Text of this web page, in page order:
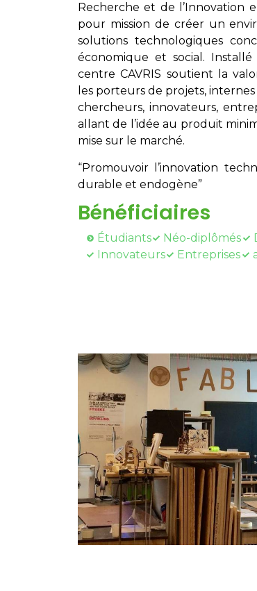
Recherche et de l’Innovation
pour mission de créer un
solutions technologiques
économique et social.
centre CAVRIS soutient la
les porteurs de projets,
chercheurs, innovateurs,
allant de l’idée au produit
mise sur le marché.
“Promouvoir l’innovation
durable et endogène”
Bénéficiaires
Étudiants Néo-diplômés
Innovateurs
Entreprises